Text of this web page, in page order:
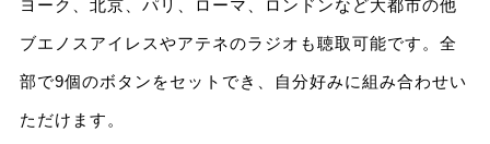
ヨーク、北京、パリ、ローマ、ロンドンなど大都市の他
ブエノスアイレスやアテネのラジオも聴取可能です。全
部で9個のボタンをセットでき、自分好みに組み合わせい
ただけます。